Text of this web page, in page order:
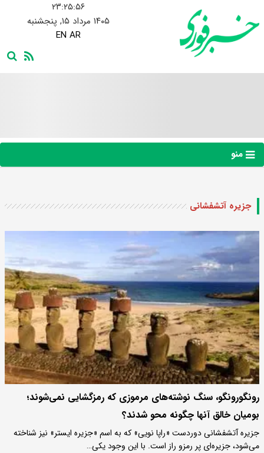
۲۳:۲۵:۵۷
۱۴۰۵ مرداد ۱۵, پنجشنبه
EN AR
منو
جزیره آتشفشانی
رونگورونگو، سنگ نوشته‌های مرموزی که رمزگشایی نمی‌شوند؛
بومیان خالق آنها چگونه محو شدند؟
جزیره آتشفشانی دوردست «راپا نویی» که به اسم «جزیره ایستر» نیز شناخته
می‌شود، جزیره‌ای پر رمزو راز است. با این وجود یکی…